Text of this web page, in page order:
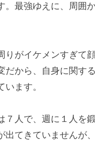
。最強ゆえに、周囲
りがイケメンすぎて
だから、自身に関す
ます。
７人で、週に１人を
出てきていませんが